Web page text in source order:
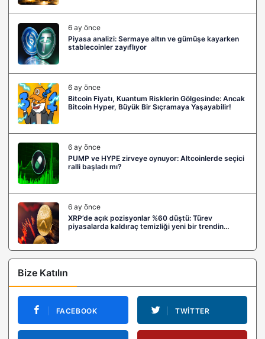
6 ay önce
Piyasa analizi: Sermaye altın ve gümüşe kayarken
stablecoinler zayıflıyor
6 ay önce
Bitcoin Fiyatı, Kuantum Risklerin Gölgesinde: Ancak
Bitcoin Hyper, Büyük Bir Sıçramaya Yaşayabilir!
6 ay önce
PUMP ve HYPE zirveye oynuyor: Altcoinlerde seçici
ralli başladı mı?
6 ay önce
XRP’de açık pozisyonlar %60 düştü: Türev
piyasalarda kaldıraç temizliği yeni bir trendin
Bize Katılın
FACEBOOK TWITTER